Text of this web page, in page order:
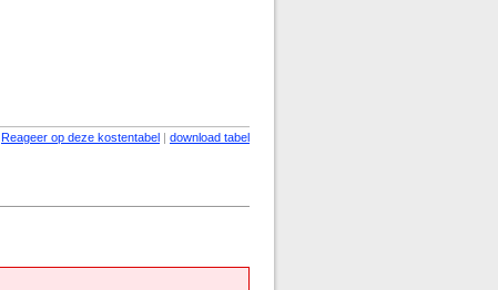
Reageer op deze kostentabel | download tabel